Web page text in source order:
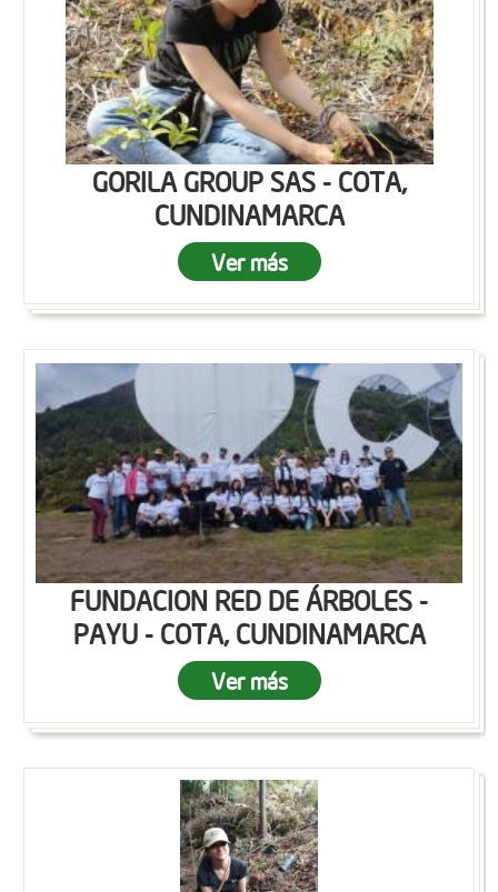
GORILA GROUP SAS - COTA,
CUNDINAMARCA
Ver más
FUNDACION RED DE ÁRBOLES -
PAYU - COTA, CUNDINAMARCA
Ver más